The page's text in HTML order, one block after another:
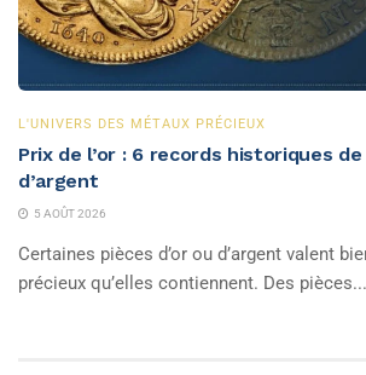
L'UNIVERS DES MÉTAUX PRÉCIEUX
Prix de l’or : 6 records historiques
d’argent
5 AOÛT 2026
Certaines pièces d’or ou d’argent valent
précieux qu’elles contiennent. Des pièces...